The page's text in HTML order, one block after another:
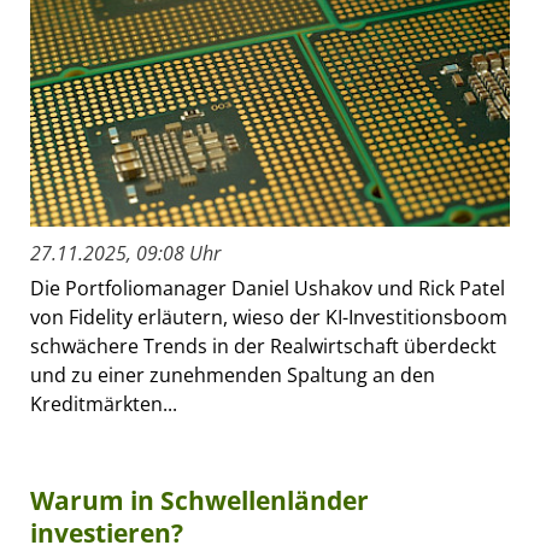
27.11.2025, 09:08 Uhr
Die Portfoliomanager Daniel Ushakov und Rick Patel
von Fidelity erläutern, wieso der KI-Investitionsboom
schwächere Trends in der Realwirtschaft überdeckt
und zu einer zunehmenden Spaltung an den
Kreditmärkten...
Warum in Schwellenländer
investieren?